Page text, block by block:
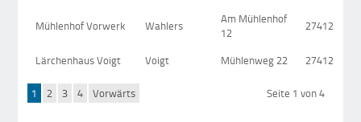
Mühlenhof Vorwerk Wahlers
Am Mühlenhof
12
27412
Lärchenhaus Voigt Voigt Mühlenweg 22 27412
Seite 1 von 4
1 2 3 4 Vorwärts